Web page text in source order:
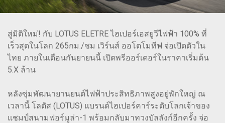
สู่มิติใหม่! กับ LOTUS ELETRE ไฮเปอร์เอสยูวีไฟฟ้า 100% ที่
เร็วสุดในโลก 265กม./ชม เวิร์นส์ ออโตโมทีฟ จ่อเปิดตัวใน
ไทย ภายในเดือนกันยายนนี้ เปิดพรีออร์เดอร์ในราคาเริ่มต้น
5.X ล้าน
หลังซุ่มพัฒนายานยนต์ไฟฟ้าประสิทธิภาพสูงอยู่พักใหญ่ ณ
เวลานี้ โลตัส (LOTUS) แบรนด์ไฮเปอร์คาร์ระดับโลกเจ้าของ
แชมป์สนามฟอร์มูล่า-1 พร้อมกลับมาทวงบัลลังก์อีกครั้ง จ่อ